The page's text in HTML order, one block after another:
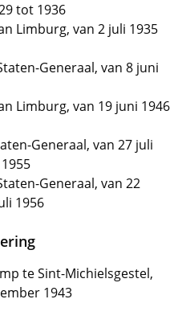
tot 1936
Limburg, van 2 juli 1935
Generaal, van 8 juni
Limburg, van 19 juni 1946
Generaal, van 27 juli
Generaal, van 22
1956
te Sint-Michielsgestel,
1943